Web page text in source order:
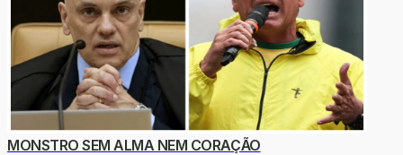
MONSTRO SEM ALMA NEM CORAÇÃO